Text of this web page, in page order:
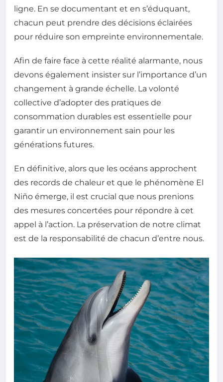
ligne. En se documentant et en s’éduquant,
chacun peut prendre des décisions éclairées
pour réduire son empreinte environnementale.
Afin de faire face à cette réalité alarmante, nous
devons également insister sur l’importance d’un
changement à grande échelle. La volonté
collective d’adopter des pratiques de
consommation durables est essentielle pour
garantir un environnement sain pour les
générations futures.
En définitive, alors que les océans approchent
des records de chaleur et que le phénomène El
Niño émerge, il est crucial que nous prenions
des mesures concertées pour répondre à cet
appel à l’action. La préservation de notre climat
est de la responsabilité de chacun d’entre nous.